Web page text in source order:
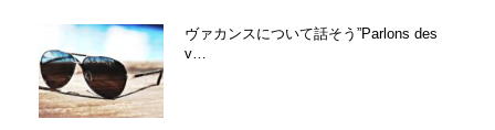
ヴァカンスについて話そう”Parlons des
v…